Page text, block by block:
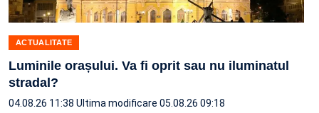
ACTUALITATE
Luminile orașului. Va fi oprit sau nu iluminatul
stradal?
04.08.26 11:38 Ultima modificare 05.08.26 09:18